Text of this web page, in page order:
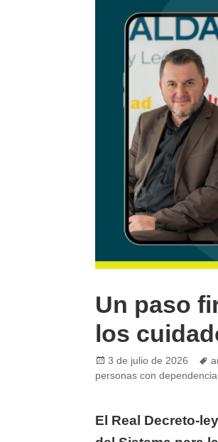
Un paso
los
Posted
on
3 de julio de 2026
personas con dependencia
El Real Decreto-